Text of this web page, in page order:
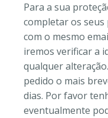
Para a sua
completar os
com o mesmo
iremos verificar a
qualquer
pedido o mais
dias. Por favor
eventualmente